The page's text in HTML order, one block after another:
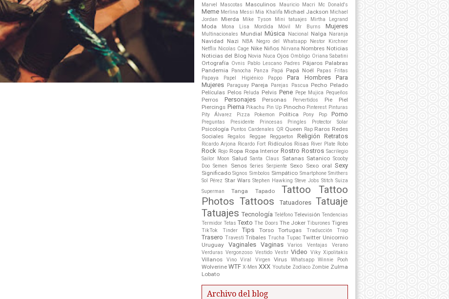
Marvel Mascotas Masculinos Mauricio Macri Mc Donald's
Meme Merlina Messi Mia Khalifa Michael Jackson Michael
Jordan
Mierda Mike Tyson Mini tatuajes Mirtha Legrand
Moda Mona Lisa Mordida Móvil Mr Burns Mujeres
Multinacionales Mundial Música Nacional Nalga Naranja
Navidad Nazi NBA Negro del Whatsapp
Nestor Kirchner
Netflix Nicolas Cage Nike Niños Nirvana Nombres Noticias
Noticias del Blog Novia Nuca Ojos Ombligo Oriana Sabatini
Ortografía Ovnis Pablo Lescano Padres Pájaros Palabras
Pandemia
Panocha Panza Papá Papá Noél
Papas Fritas
Papaya
Papel Higiénico Pappo Para Hombres
Para
Mujeres Paraguay Pareja Parejas Pascua Pecho Pelado
Películas Pelos Peluda Pelvis Pene Pepe Mujica Pequeños
Perros Personajes Personas Pervertidos Pie
Piel
Piercings Pierna Pikachu Pin Up Pinocho Pinterest Pinturas
Pity Álvarez
Pizza Pokemon Política Pony Pop Porno
Preguntas Presidente Princesas Pringles Protector Solar
Psicología Puntos Cardenales QR Queen Rap Raros Redes
Sociales
Regalos Reggae Reggaeton Religión Retratos
Ricardo Arjona Ricardo Fort Ridículos Risas River Plate Robo
Rock Rojo Ropa Ropa Interior Rostro Rostros Sacrilegio
Sailor Moon Salud Santa Claus Satanas Satanico Scooby
Doo Semen Senos Series Serpiente Sexo Sexo oral Sexy
Significado Signos Simbolos Simpático Smartphone Smithers
Sol Pérez Star Wars Stephen Hawking Steve Jobs Stitch Suiza
Superman
Tanga Tapado Tattoo
Tattoo
Photos Tattoos Tatuadores Tatuaje
Tatuajes Tecnología Teléfono Televisión Tendencias
Termidor Tetas Texto The Doors The Joker Tiburones Tigres
TikTok Tinder Tips Torso Tortugas Traducción Trap
Trasero Travesti Tribales Trucha Tupac Twitter Unicornio
Uruguay
Vaginales Vaginas Varios Ventajas
Verano
Verduras Vergonzoso Vestido Vestir Video Viky Xipolitakis
Villanos Vino Viral Virgen Virus Whatsapp Winnie Pooh
Wolverine WTF X-Men XXX Youtube Zodíaco Zombie Zulma
Lobato
Archivo del blog